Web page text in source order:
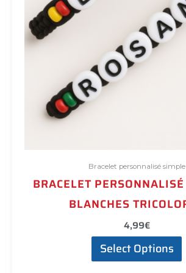
Bracelet personnalisé simple
BRACELET
BLANCHES
4,99€
Select Options